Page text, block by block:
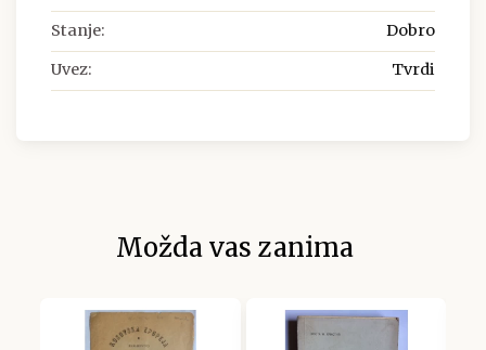
Stanje: Dobro
Uvez: Tvrdi
Možda vas zanima